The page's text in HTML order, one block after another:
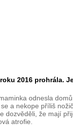
2016 prohrála.
odnesla
a nekope příliš
dozvěděli, že mají
atrofie.